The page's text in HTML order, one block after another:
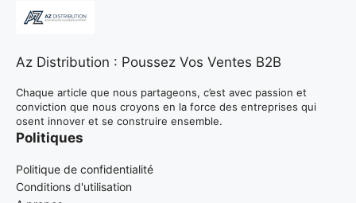
Az Distribution : Poussez Vos Ventes B2B
Chaque article que nous partageons, c’est avec passion et
conviction que nous croyons en la force des entreprises qui
osent innover et se construire ensemble.
Politiques
Politique de confidentialité
Conditions d'utilisation